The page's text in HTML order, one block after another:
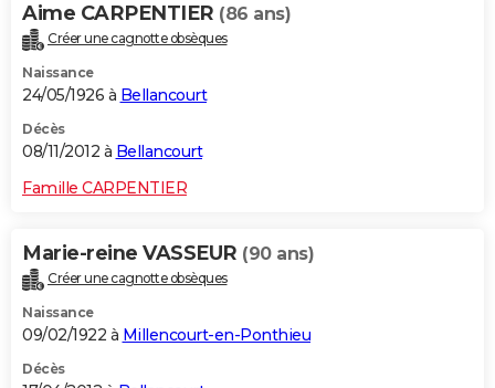
Aime CARPENTIER (86 ans)
Créer une cagnotte obsèques
Naissance
24/05/1926 à Bellancourt
Décès
08/11/2012 à Bellancourt
Famille CARPENTIER
Marie-reine VASSEUR (90 ans)
Créer une cagnotte obsèques
Naissance
09/02/1922 à Millencourt-en-Ponthieu
Décès